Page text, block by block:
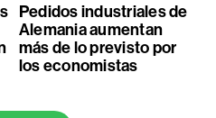
Pedidos industriales de
Alemania aumentan
más de lo previsto por
los economistas